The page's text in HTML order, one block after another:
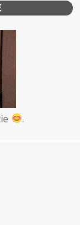
.